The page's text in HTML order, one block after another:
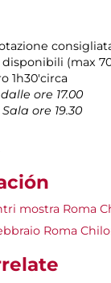
(max
1h30'circa
ore 17.00
ore 19.30
mostra Roma
Roma